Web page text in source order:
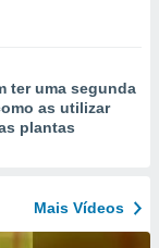
ter uma segunda
as utilizar
plantas
Mais Vídeos